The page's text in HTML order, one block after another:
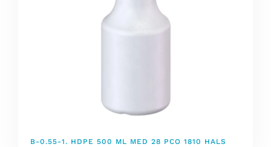
B-0.55-1. HDPE 500 ML MED 28 PCO 1810 HALS